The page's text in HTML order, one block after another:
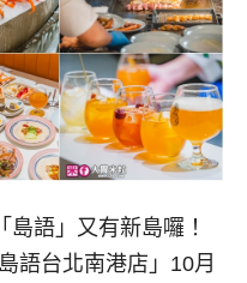
語」又有新島囉！
語台北南港店」10月